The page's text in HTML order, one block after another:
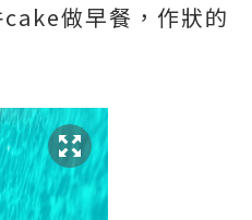
做早餐，作狀的